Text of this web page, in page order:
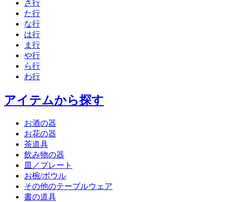
さ行
た行
な行
は行
ま行
や行
ら行
わ行
アイテムから探す
お酒の器
お花の器
茶道具
飲み物の器
皿／プレート
お椀/ボウル
その他のテーブルウェア
書の道具